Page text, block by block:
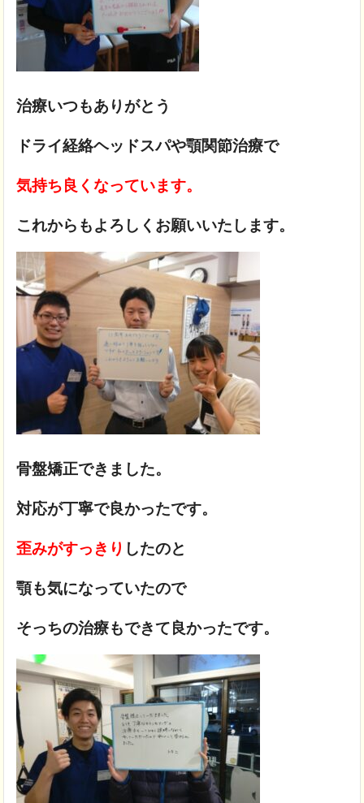
治療いつもありがとう
ドライ経絡ヘッドスパや顎関節治療で
気持ち良くなっています。
これからもよろしくお願いいたします。
骨盤矯正できました。
対応が丁寧で良かったです。
歪みがすっきり したのと
顎も気になっていたので
そっちの治療もできて良かったです。